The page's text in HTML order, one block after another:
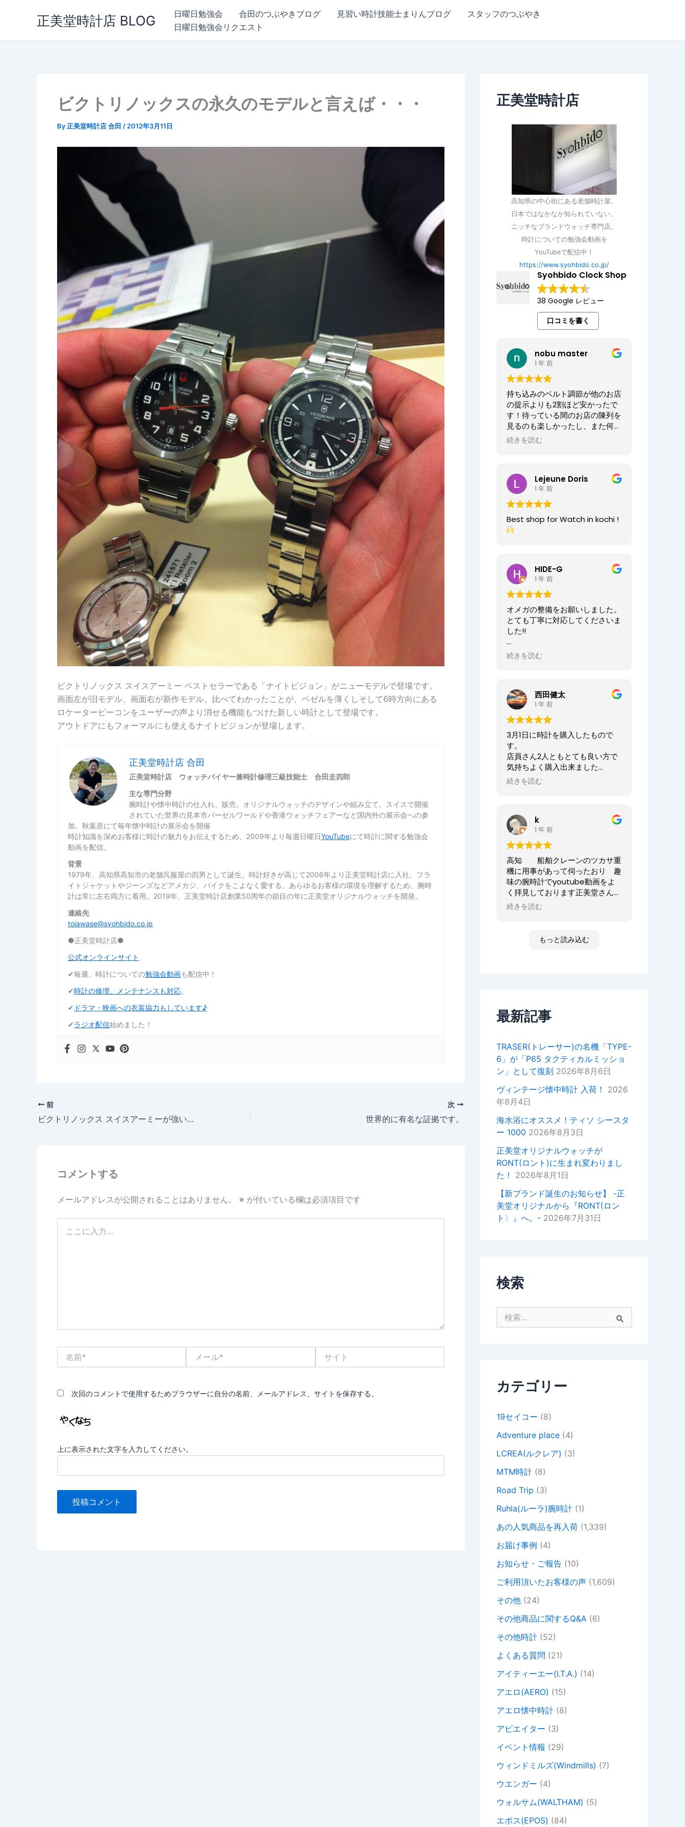
正美堂時計店 BLOG 日曜日勉強会 合田のつぶやきブログ 見習い時計技能士まりんブログ
スタッフのつぶやき
日曜日勉強会リクエスト
ビクトリノックスの永久のモデルと言えば・・・
By正美堂時計店 合田 / 2012年3月11日
ビクトリノックス スイスアーミー ベストセラーである「ナイトビジョン」がニューモデルで登場です。
画面左が旧モデル、画面右が新作モデル。比べてわかったことが、ベゼルを薄くしそして6時方向にある
ロケータービーコンをユーザーの声より消せる機能もつけた新しい時計として登場です。
アウトドアにもフォーマルにも使えるナイトビジョンが登場します。
正美堂時計店 合田
正美堂時計店 ウォッチバイヤー兼時計修理三級技能士 合田圭四郎
主な専門分野
腕時計や懐中時計の仕入れ、販売、オリジナルウォッチのデザインや組み立て。スイスで開催
されていた世界の見本市バーゼルワールドや香港ウォッチフェアーなど国内外の展示会への参
加。秋葉原にて毎年懐中時計の展示会を開催
時計知識を深めお客様に時計の魅力をお伝えするため、2009年より毎週日曜日YouTubeにて時計に関する勉強会
動画を配信。
背景
1979年、高知県高知市の老舗呉服屋の四男として誕生。時計好きが高じて2006年より正美堂時計店に入社。フラ
イトジャケットやジーンズなどアメカジ、バイクをこよなく愛する。あらゆるお客様の環境を理解するため、腕時
計は常に左右両方に着用。2019年、正美堂時計店創業50周年の節目の年に正美堂オリジナルウォッチを開発。
連絡先
toiawase@syohbido.co.jp
●正美堂時計店●
公式オンラインサイト
✔︎毎週、時計についての勉強会動画も配信中！
✔︎時計の修理、メンテナンスも対応。
✔︎ ドラマ・映画への衣装協力もしています♪
✔︎ラジオ配信始めました！
前
ビクトリノックス スイスアーミーが強いダイバーズウォッチ
次
世界的に有名な証拠です。
コメントする
メールアドレスが公開されることはありません。 ※ が付いている欄は必須項目です
次回のコメントで使用するためブラウザーに自分の名前、メールアドレス、サイトを保存する。
上に表示された文字を入力してください。
正美堂時計店
高知県の中心街にある老舗時計屋。
日本ではなかなか知られていない、
ニッチなブランドウォッチ専門店。
時計についての勉強会動画を
YouTubeで配信中！
https://www.syohbido.co.jp/
Syohbido Clock Shop
38 Google レビュー
口コミを書く
nobu master
1 年 前
持ち込みのベルト調節が他のお店
の提示よりも2割ほど安かったで
す！待っている間のお店の陳列を
見るのも楽しかったし、また何か
あればお願いしたいお店でした。
た。店員の方が親切なのに加え、
時計がお好きなのが伝わってきま
すし、寄り添った接客をしてくれ
ましたので、買い物が気持ちよく
できました。また、おすすめ通り
交換したベルトもガラッと雰囲気
と仕事がマッチしたご商売は人の
心を豊かにするんだなぁと感じ入
りました。ありがとうございま
す。
オーナーからの返信
先日はベルト調整のご依頼誠にあ
店内も楽しんでいただけて何より
でございます。
ませ。
続きを読む
Lejeune Doris
1 年 前
Best shop for Watch in kochi !
HIDE-G
1 年 前
オメガの整備をお願いしました。
とても丁寧に対応してくださいま
した!!
オーナーからの返信
HIDE-G様
正美堂時計店でございます。
この度は大切な時計の修理をお任
せいただき誠にありがとうござい
ます。
また、嬉しい口コミも誠にありが
とうございます！！
何度も来ていただき申し訳ござい
ませんでした。
ル等、永くお付き合いいただけま
すと幸いです。
どうぞよろしくお願いいたしま
す。
正美堂時計店スタッフ
続きを読む
西田健太
1 年 前
3月1日に時計を購入したもので
す。
店員さん2人ともとても良い方で
気持ちよく購入出来ました
ありがとうございました
この度は数ある時計店の中から当
店へご来店いただき誠にありがと
うございました。
また、嬉しいまで、誠に口コミい
ただきありがとうございます。
大切な時計選びにお立ち会いでき
てとても嬉しかったです
またベルトのサイズが合わなくな
正美堂スタッフ
続きを読む
k
1 年 前
高知 船舶クレーンのツカサ重
機に用事があって伺ったおり 趣
味の腕時計でyoutube動画をよ
く拝見しております正美堂さん
へ 冷やかしで伺ってしまいまし
た ゴメンなさい 小心者ですか
な時間でした
高知 あと何回伺う事があるだ
セイコーのオートクォーツ 褒め
てもらえた！
オーナーからの返信
k様
この度は嬉しい評価をいただき誠
にありがとうございます。
YouTubeの動画もご覧いただい
ているとのことで、スタッフ一同
大変嬉しい気持ちでございます。
次お越しの際はぜひお話しさせて
いただきたいので宜しければお声
掛けいただけると幸いでございま
す。
今後ともどうぞよろしくお願いい
たします。
正美堂時計店スタッフ
続きを読む
もっと読み込む
最新記事
TRASER(トレーサー)の名機「TYPE-
6」が「P65 タクティカルミッショ
ン」として復刻 2026年8月6日
ヴィンテージ懐中時計 入荷！
2026
年8月4日
海水浴にオススメ！ティソ シースタ
ー 1000 2026年8月3日
正美堂オリジナルウォッチが
RONT(ロント)に生まれ変わりまし
た！
2026年8月1日
【新ブランド誕生のお知らせ】 -正
美堂オリジナルから『RONT(ロン
ト〉』へ。- 2026年7月31日
検索
カテゴリー
19セイコー (8)
Adventure place (4)
LCREA(ルクレア) (3)
MTM時計 (8)
Road Trip (3)
Ruhla(ルーラ)腕時計 (1)
あの人気商品を再入荷 (1,339)
お届け事例 (4)
お知らせ・ご報告 (10)
ご利用頂いたお客様の声 (1,609)
その他 (24)
その他商品に関するQ&A (6)
その他時計 (52)
よくある質問 (21)
アイティーエー(I.T.A.) (14)
アエロ(AERO) (15)
アエロ懐中時計 (8)
アビエイター (3)
イベント情報 (29)
ウィンドミルズ(Windmills) (7)
ウエンガー (4)
ウォルサム(WALTHAM) (5)
エポス(EPOS) (84)